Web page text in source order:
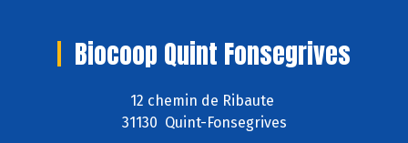
Biocoop Quint Fonsegrives
12 chemin de Ribaute
31130 Quint-Fonsegrives